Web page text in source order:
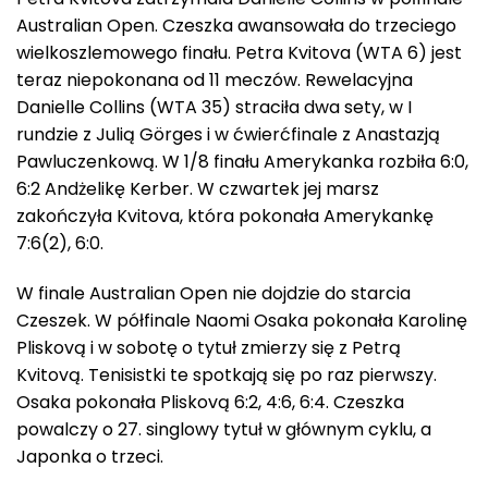
Australian Open. Czeszka awansowała do trzeciego
wielkoszlemowego finału. Petra Kvitova (WTA 6) jest
teraz niepokonana od 11 meczów. Rewelacyjna
Danielle Collins (WTA 35) straciła dwa sety, w I
rundzie z Julią Görges i w ćwierćfinale z Anastazją
Pawluczenkową. W 1/8 finału Amerykanka rozbiła 6:0,
6:2 Andżelikę Kerber. W czwartek jej marsz
zakończyła Kvitova, która pokonała Amerykankę
7:6(2), 6:0.
W finale Australian Open nie dojdzie do starcia
Czeszek. W półfinale Naomi Osaka pokonała Karolinę
Pliskovą i w sobotę o tytuł zmierzy się z Petrą
Kvitovą. Tenisistki te spotkają się po raz pierwszy.
Osaka pokonała Pliskovą 6:2, 4:6, 6:4. Czeszka
powalczy o 27. singlowy tytuł w głównym cyklu, a
Japonka o trzeci.